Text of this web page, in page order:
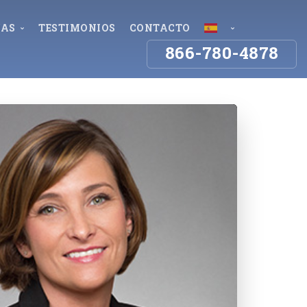
de
Empleo y seguros
Indemnización por Accidente
Laboral
Disputas y Denegaciones de Seguros
Reclamos a Seguros por Lesiones por
Tormentas
FL
AL
IL
WI
TESTIMONIOS CONTACTO
Español
866-780-4878